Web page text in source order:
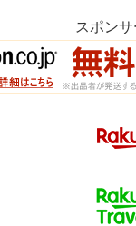
スポン